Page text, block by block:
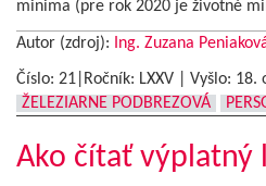
minima (pre rok 2020 je životné
Autor (zdroj): Ing. Zuzana
Číslo: 21|Ročník: LXXV | Vyšlo: 18.
ŽELEZIARNE PODBREZOVÁ
Ako čítať výplatný